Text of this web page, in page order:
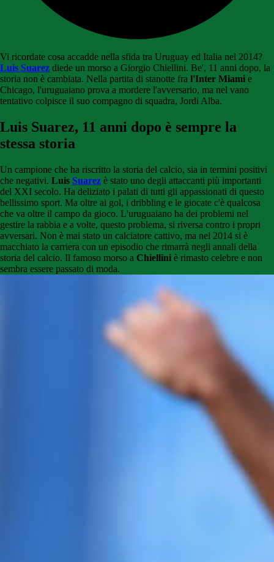
Vi ricordate cosa accadde nella sfida tra Uruguay ed Italia nel 2014?
Luis Suarez diede un morso a Giorgio Chiellini. Be', 11 anni dopo, la
storia non è cambiata. Nella partita di stanotte fra l'Inter Miami e
Chicago, l'uruguaiano prova a mordere l'avversario, ma nel vano
tentativo colpisce il suo compagno di squadra, Jordi Alba.
Luis Suarez, 11 anni dopo è sempre la
stessa storia
Un campione che ha riscritto la storia del calcio, sia in termini positivi
che negativi. Luis Suarez è stato uno degli attaccanti più importanti
del XXI secolo. Ha deliziato i palati di tutti gli appassionati di questo
bellissimo sport. Ma oltre ai gol, i dribbling e le giocate c'è qualcosa
che va oltre il campo da gioco. L'uruguaiano ha dei problemi nel
gestire la rabbia e a volte, questo problema, si riversa contro i propri
avversari. Non è mai stato un calciatore cattivo, ma nel 2014 si è
macchiato la carriera con un episodio che rimarrà negli annali della
storia del calcio. Il famoso morso a Chiellini è rimasto celebre e non
sembra essere passato di moda.